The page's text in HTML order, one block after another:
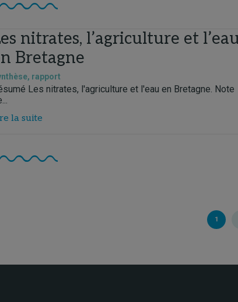
nitrates, l’agriculture et
Bretagne
rapport
Les nitrates, l'agriculture et l'eau en Bretagne. Note
la suite
1